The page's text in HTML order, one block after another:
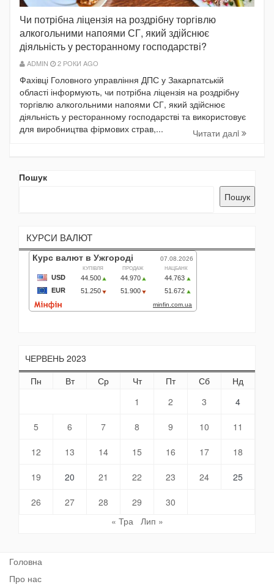
Чи потрібна ліцензія на роздрібну торгівлю
алкогольними напоями СГ, який здійснює
діяльність у ресторанному господарстві?
ADMIN 2 РОКИ AGO
Фахівці Головного управління ДПС у Закарпатській
області інформують, чи потрібна ліцензія на роздрібну
торгівлю алкогольними напоями СГ, який здійснює
діяльність у ресторанному господарстві та використовує
для виробництва фірмових страв,...
Читати далi
Пошук
Пошук
КУРСИ ВАЛЮТ
ЧЕРВЕНЬ 2023
Пн
Вт Ср Чт Пт Сб
Нд
1
2 3 4
5 6 7 8 9 10 11
12 13 14 15 16 17 18
19 20 21 22 23 24 25
26 27 28 29
30
« Тра
Лип »
Головна
Про нас